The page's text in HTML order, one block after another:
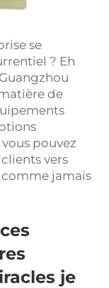
se
? Eh
de
pouvez
vers
jamais
je